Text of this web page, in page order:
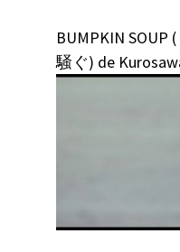
BUMPKIN
騒ぐ) de